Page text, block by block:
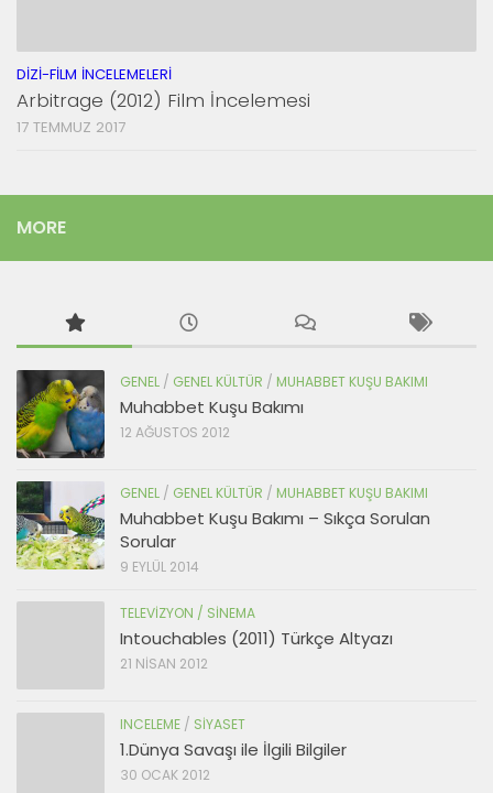
DIZI-FILM İNCELEMELERI
Arbitrage (2012) Film İncelemesi
17 TEMMUZ 2017
MORE
GENEL / GENEL KÜLTÜR / MUHABBET KUŞU BAKIMI
Muhabbet Kuşu Bakımı
12 AĞUSTOS 2012
GENEL / GENEL KÜLTÜR / MUHABBET KUŞU BAKIMI
Muhabbet Kuşu Bakımı – Sıkça Sorulan
Sorular
9 EYLÜL 2014
TELEVIZYON / SINEMA
Intouchables (2011) Türkçe Altyazı
21 NISAN 2012
INCELEME / SIYASET
1.Dünya Savaşı ile İlgili Bilgiler
30 OCAK 2012